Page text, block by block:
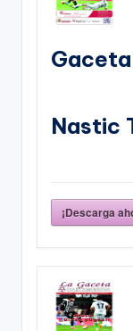
Nastic
¡Descarga